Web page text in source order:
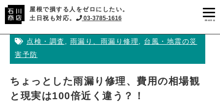
屋根で損する人をゼロにしたい。
土日祝も対応。
03-3785-1616 menu
点検・調査 , 雨漏り、雨漏り修理 , 台風・地震の災
害予防
ちょっとした雨漏り修理、費用の相場観
と現実は100倍近く違う？！